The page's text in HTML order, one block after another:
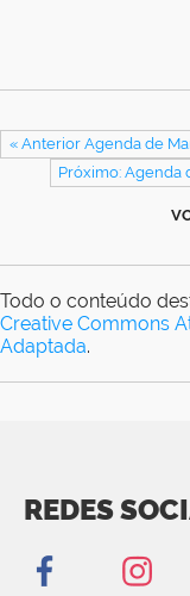
« Anterior Agenda de
Próximo: Agenda
Todo o conteúdo
Creative Commons
Adaptada.
REDES